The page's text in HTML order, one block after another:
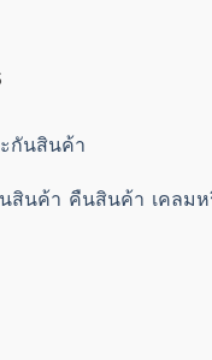
กันสินค้า
นสินค้า คืนสินค้า เคลม